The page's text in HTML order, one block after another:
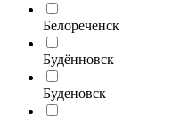
Белореченск
Будённовск
Буденовск